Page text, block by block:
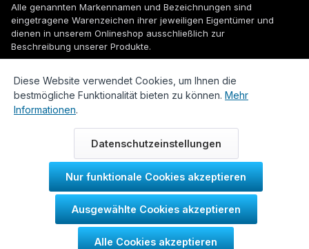
Alle genannten Markennamen und Bezeichnungen sind
eingetragene Warenzeichen ihrer jeweiligen Eigentümer und
dienen in unserem Onlineshop ausschließlich zur
Beschreibung unserer Produkte.
© 2026 WUH24.de - Weigel und Unger Heizungs- und
Sanitärtechnik GmbH
Diese Website verwendet Cookies, um Ihnen die
bestmögliche Funktionalität bieten zu können. Mehr
Informationen.
Datenschutzeinstellungen
Nur funktionale Cookies akzeptieren
Ausgewählte Cookies akzeptieren
Alle Cookies akzeptieren
Durch IT-Recht Kanzlei
Kundenmeinung: